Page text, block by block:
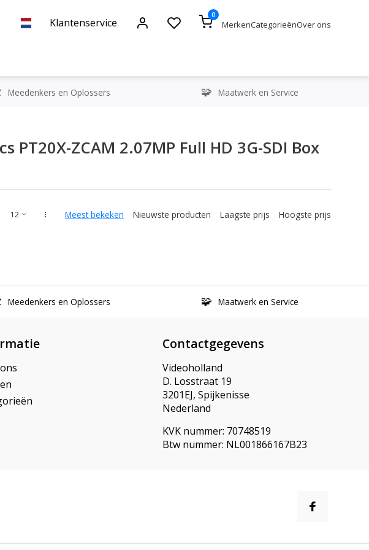
Klantenservice
0
MerkenCategorieënOver ons
Meedenkers en Oplossers Maatwerk en Service
ZCAM 2.07MP Full HD 3G-SDI Box
Meest bekeken Nieuwste producten Laagste prijs Hoogste prijs
Meedenkers en Oplossers Maatwerk en Service
Contactgegevens
Videoholland
D. Losstraat 19
3201EJ, Spijkenisse
Nederland
KVK nummer: 70748519
Btw nummer: NL001866167B23